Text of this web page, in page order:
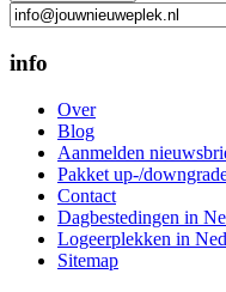
info
Over
Blog
Aanmelden
Pakket up-/
Contact
Dagbestedingen in
Logeerplekken in
Sitemap